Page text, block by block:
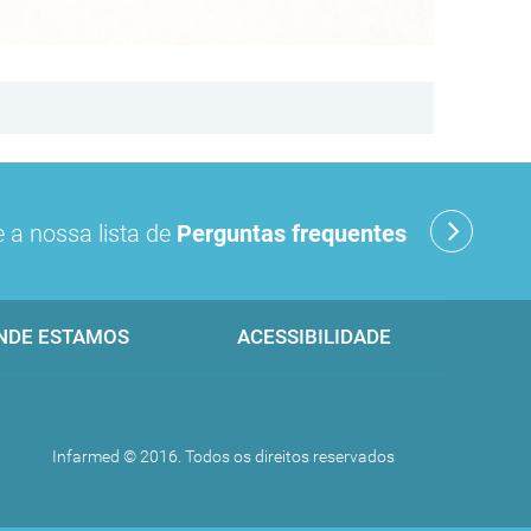
a nossa lista de Perguntas frequentes
ESTAMOS ACESSIBILIDADE
Infarmed © 2016. Todos os direitos reservados